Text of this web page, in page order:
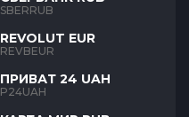
SBERRUB
REVOLUT EUR
REVBEUR
ПРИВАТ 24 UAH
P24UAH